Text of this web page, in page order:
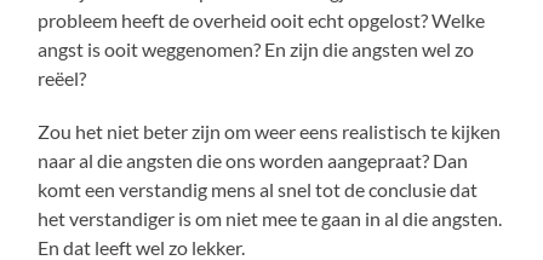
probleem heeft de overheid ooit echt opgelost? Welke
angst is ooit weggenomen? En zijn die angsten wel zo
reëel?
Zou het niet beter zijn om weer eens realistisch te kijken
naar al die angsten die ons worden aangepraat? Dan
komt een verstandig mens al snel tot de conclusie dat
het verstandiger is om niet mee te gaan in al die angsten.
En dat leeft wel zo lekker.